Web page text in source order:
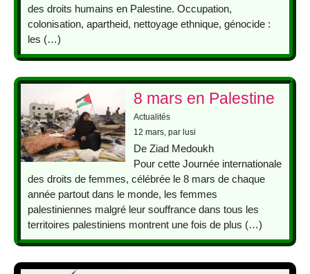
des droits humains en Palestine. Occupation,
colonisation, apartheid, nettoyage ethnique, génocide :
les (…)
8 mars en Palestine
Actualités
12 mars, par lusi
De Ziad Medoukh
Pour cette Journée internationale
des droits de femmes, célébrée le 8 mars de chaque
année partout dans le monde, les femmes
palestiniennes malgré leur souffrance dans tous les
territoires palestiniens montrent une fois de plus (…)